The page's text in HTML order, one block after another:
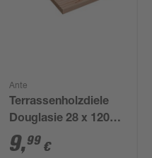
Ante
Terrassenholzdiele
Douglasie 28 x 120 x
2000 mm
9,99 €